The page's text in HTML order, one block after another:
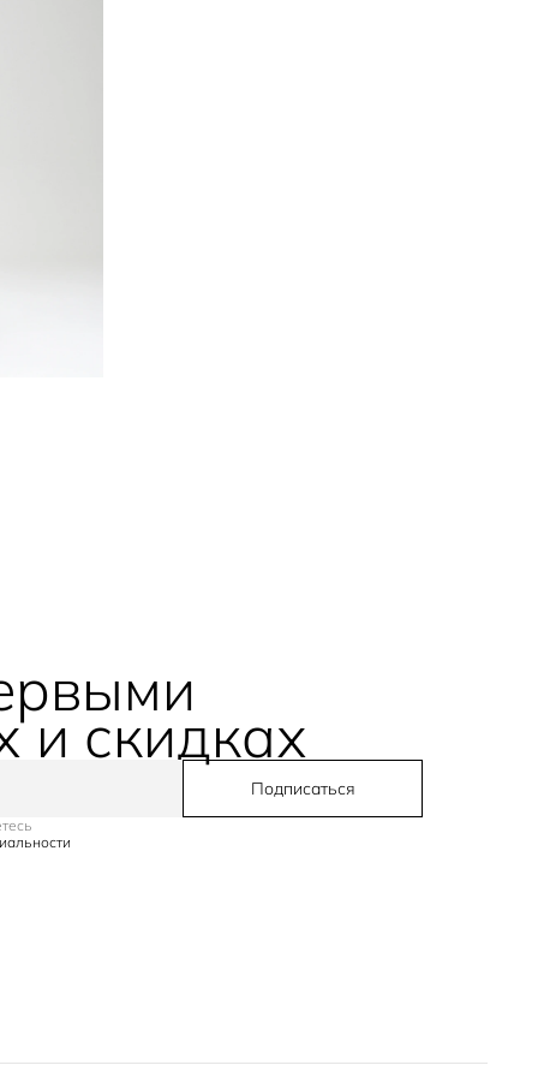
и скидках
Подписаться